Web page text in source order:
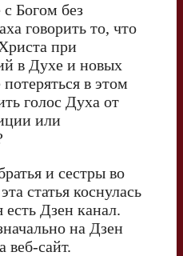
Богом без
говорить то, что
при
в Духе и новых
в этом
голос Духа от
или
и сестры во
статья коснулась
Дзен канал.
на Дзен
веб-сайт.